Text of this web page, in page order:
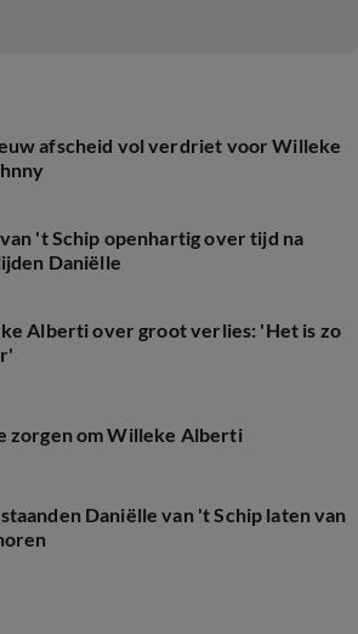
afscheid vol verdriet voor Willeke
't Schip openhartig over tijd na
Daniëlle
Alberti over groot verlies: 'Het is zo
zorgen om Willeke Alberti
Daniëlle van 't Schip laten van